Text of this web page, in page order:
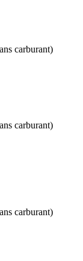
carburant)
carburant)
carburant)